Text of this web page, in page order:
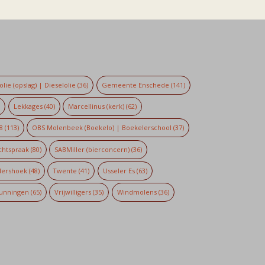
(opslag) | Dieselolie (36) Gemeente Enschede (141)
Lekkages(40) Marcellinus (kerk) (62)
(113) OBS Molenbeek (Boekelo) | Boekelerschool (37)
(80) SABMiller (bierconcern) (36)
(48) Twente (41) Usseler Es(63)
(65) Vrijwilligers (35) Windmolens(36)